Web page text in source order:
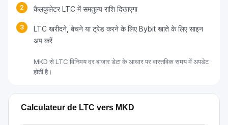
2 कैलकुलेटर LTC में समतुल्य राशि दिखाएगा
3
LTC खरीदने, बेचने या ट्रेड करने के लिए Bybit खाते के लिए साइन
अप करें
MKD से LTC विनिमय दर बाजार डेटा के आधार पर वास्तविक समय में अपडेट
होती है।
Calculateur de LTC vers MKD